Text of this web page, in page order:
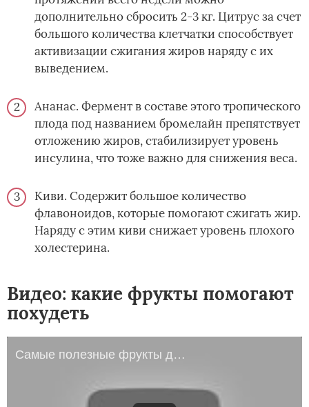
дополнительно сбросить 2-3 кг. Цитрус за счет
большого количества клетчатки способствует
активизации сжигания жиров наряду с их
выведением.
Ананас. Фермент в составе этого тропического
плода под названием бромелайн препятствует
отложению жиров, стабилизирует уровень
инсулина, что тоже важно для снижения веса.
Киви. Содержит большое количество
флавоноидов, которые помогают сжигать жир.
Наряду с этим киви снижает уровень плохого
холестерина.
Видео: какие фрукты помогают
похудеть
Самые полезные фрукты для похудения